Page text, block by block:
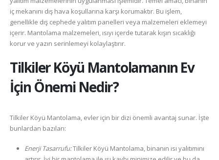
iç mekanını dış hava koşullarına karşı korumaktır. Bu işlem,
genellikle dış cephede yalıtım panelleri veya malzemeleri eklemeyi
içerir. Mantolama malzemeleri, ısıyı içerde tutarak kışın sıcaklığı
korur ve yazın serinlemeyi kolaylaştırır.
Tilkiler Köyü Mantolamanın Ev
İçin Önemi Nedir?
Tilkiler Köyü Mantolama, evler için bir dizi önemli avantaj sunar. İşte
bunlardan bazıları:
Enerji Tasarrufu:Tilkiler Köyü Mantolama, binanın ısı yalıtımını